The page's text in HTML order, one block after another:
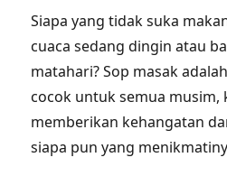
Siapa yang tidak suka
cuaca sedang dingin atau
matahari? Sop masak
cocok untuk semua musim,
memberikan kehangatan
siapa pun yang